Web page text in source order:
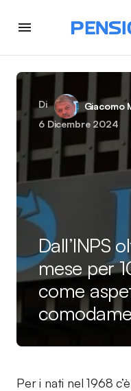
Di
Giacomo
6 Dicembre 2024
Dall’INPS
mese per
come
Per i nati nel 1968